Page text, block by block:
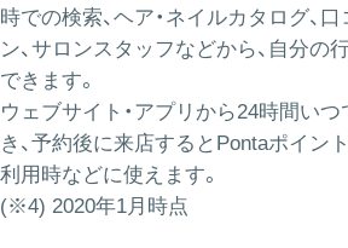
時での検索、ヘア・ネイルカタログ、
ン、サロンスタッフなどから、自分の
できます。
ウェブサイト・アプリから24時間いつ
き、予約後に来店するとPontaポイン
利用時などに使えます。
(※4) 2020年1月時点